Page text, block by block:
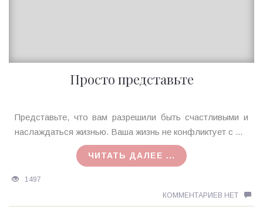
Просто представьте
Ирина
MagicTantra
Представьте, что вам разрешили быть счастливыми и
наслаждаться жизнью. Ваша жизнь не конфликтует с ...
ЧИТАТЬ ДАЛЕЕ ...
1497
КОММЕНТАРИЕВ НЕТ